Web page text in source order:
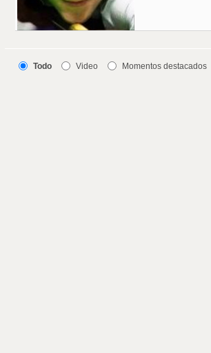
Todo Video Momentos destacados